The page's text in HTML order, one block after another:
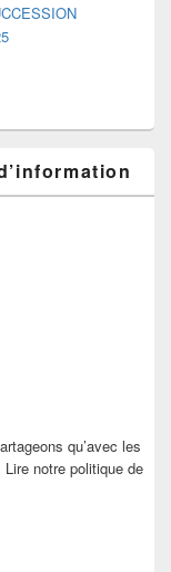
qu’avec les
notre politique de